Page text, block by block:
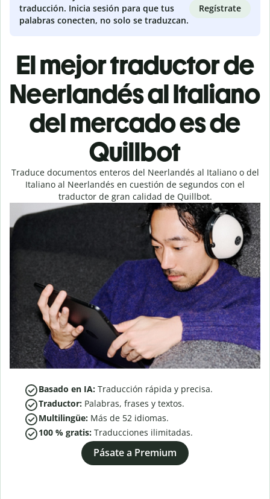
traducción. Inicia sesión para que tus
palabras conecten, no solo se traduzcan.
Regístrate
El mejor traductor de
Neerlandés al Italiano
del mercado es de
Quillbot
Traduce documentos enteros del Neerlandés al Italiano o del
Italiano al Neerlandés en cuestión de segundos con el
traductor de gran calidad de Quillbot.
Basado en IA: Traducción rápida y precisa.
Traductor: Palabras, frases y textos.
Multilingüe: Más de 52 idiomas.
100 % gratis: Traducciones ilimitadas.
Pásate a Premium